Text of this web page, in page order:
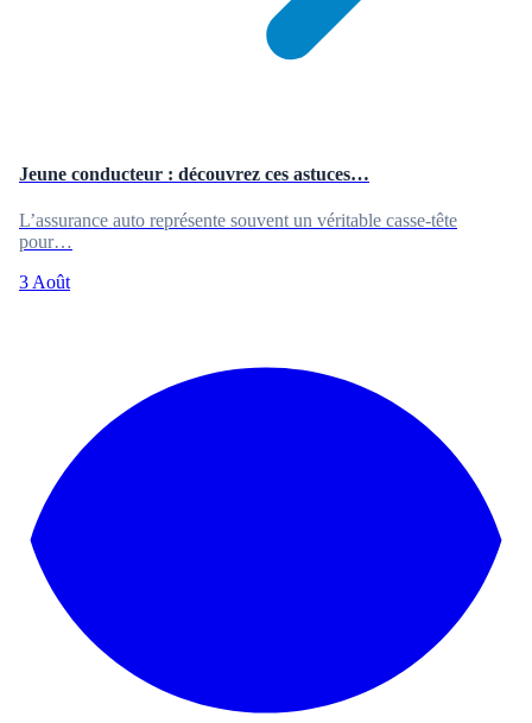
Jeune conducteur : découvrez ces astuces…
L’assurance auto représente souvent un véritable casse-tête
pour…
3 Août